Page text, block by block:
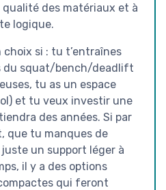
qualité des matériaux et à
logique.
choix si : tu t’entraînes
du squat/bench/deadlift
tu as un espace
et tu veux investir une
des années. Si par
que tu manques de
un support léger à
il y a des options
qui feront